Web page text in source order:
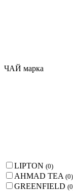
ЧАЙ марка
LIPTON (0)
AHMAD TEA (0)
GREENFIELD (0